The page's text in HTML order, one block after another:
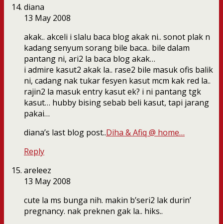
diana
13 May 2008
akak.. akceli i slalu baca blog akak ni.. sonot plak n
kadang senyum sorang bile baca.. bile dalam
pantang ni, ari2 la baca blog akak…
i admire kasut2 akak la.. rase2 bile masuk ofis balik
ni, cadang nak tukar fesyen kasut mcm kak red la..
rajin2 la masuk entry kasut ek? i ni pantang tgk
kasut… hubby bising sebab beli kasut, tapi jarang
pakai…
diana’s last blog post..Diha & Afiq @ home…
Reply
areleez
13 May 2008
cute la ms bunga nih. makin b’seri2 lak durin’
pregnancy. nak preknen gak la.. hiks..